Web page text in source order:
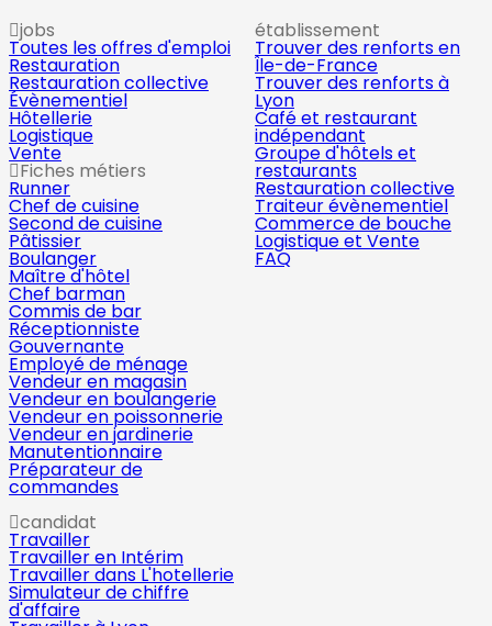
jobs
Toutes les offres d'emploi
Restauration
Restauration collective
Évènementiel
Hôtellerie
Logistique
Vente
Fiches métiers
Runner
Chef de cuisine
Second de cuisine
Pâtissier
Boulanger
Maître d'hôtel
Chef barman
Commis de bar
Réceptionniste
Gouvernante
Employé de ménage
Vendeur en magasin
Vendeur en boulangerie
Vendeur en poissonnerie
Vendeur en jardinerie
Manutentionnaire
Préparateur de
commandes
établissement
Trouver des renforts en
Île-de-France
Trouver des renforts à
Lyon
Café et restaurant
indépendant
Groupe d'hôtels et
restaurants
Restauration collective
Traiteur évènementiel
Commerce de bouche
Logistique et Vente
FAQ
candidat
Travailler
Travailler en Intérim
Travailler dans L'hotellerie
Simulateur de chiffre
d'affaire